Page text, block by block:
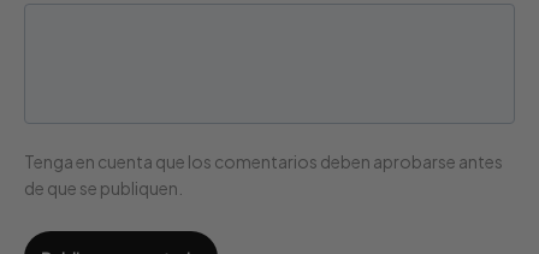
Tenga en cuenta que los comentarios deben aprobarse antes
de que se publiquen.